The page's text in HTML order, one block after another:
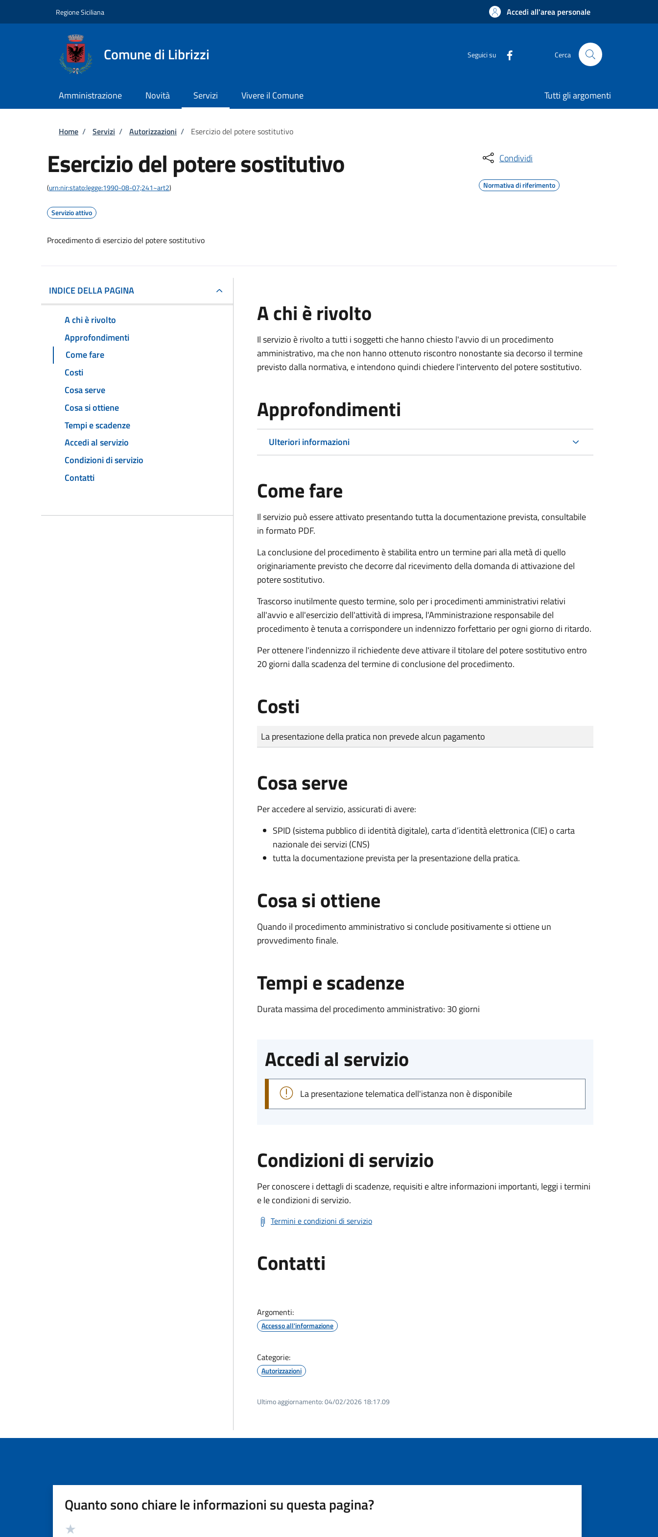
Regione Siciliana Accedi all'area personale
Comune di Librizzi Seguici su Cerca
Amministrazione Novità Servizi Vivere il Comune Tutti gli argomenti
Briciole di pane
Home / Servizi / Autorizzazioni / Esercizio del potere sostitutivo
Esercizio del potere sostitutivo
(urn:nir:stato:legge:1990-08-07;241~art2)
Servizio attivo
Procedimento di esercizio del potere sostitutivo
Condividi
Normativa di riferimento
INDICE DELLA PAGINA
A chi è rivolto
Approfondimenti
Come fare
Costi
Cosa serve
Cosa si ottiene
Tempi e scadenze
Accedi al servizio
Condizioni di servizio
Contatti
A chi è rivolto
Il servizio è rivolto a tutti i soggetti che hanno chiesto l'avvio di un procedimento
amministrativo, ma che non hanno ottenuto riscontro nonostante sia decorso il termine
previsto dalla normativa, e intendono quindi chiedere l'intervento del potere sostitutivo.
Approfondimenti
Ulteriori informazioni
Come fare
Il servizio può essere attivato presentando tutta la documentazione prevista, consultabile
in formato PDF.
La conclusione del procedimento è stabilita entro un termine pari alla metà di quello
originariamente previsto che decorre dal ricevimento della domanda di attivazione del
potere sostitutivo.
Trascorso inutilmente questo termine,solo per i procedimenti amministrativi relativi
all'avvio e all'esercizio dell'attività di impresa, l'Amministrazione responsabile del
procedimento è tenuta a corrispondere un indennizzo forfettario per ogni giorno di ritardo.
Per ottenere l'indennizzo il richiedente deve attivare il titolare del potere sostitutivo entro
20 giorni dalla scadenza del termine di conclusione del procedimento.
Costi
Tipo di pagamento
Importo
La presentazione della pratica non prevede alcun pagamento
Cosa serve
Per accedere al servizio, assicurati di avere:
SPID (sistema pubblico di identità digitale), carta d’identità elettronica (CIE) o carta
nazionale dei servizi (CNS)
tutta la documentazione prevista per la presentazione della pratica.
Cosa si ottiene
Quando il procedimento amministrativo si conclude positivamente si ottiene un
provvedimento finale.
Tempi e scadenze
Durata massima del procedimento amministrativo: 30 giorni
Accedi al servizio
La presentazione telematica dell'istanza non è disponibile
Condizioni di servizio
Per conoscere i dettagli di scadenze, requisiti e altre informazioni importanti, leggi i termini
e le condizioni di servizio.
Termini e condizioni di servizio
Contatti
Argomenti:
Accesso all'informazione
Categorie:
Autorizzazioni
Ultimo aggiornamento:04/02/2026 18:17.09
Quanto sono chiare le informazioni su questa pagina?
Valutazione